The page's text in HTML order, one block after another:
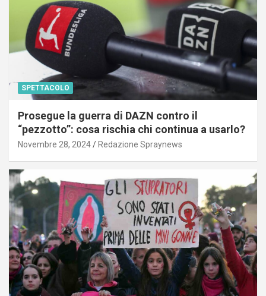
SPETTACOLO
Prosegue la guerra di DAZN contro il
“pezzotto”: cosa rischia chi continua a usarlo?
Novembre 28, 2024 Redazione Spraynews